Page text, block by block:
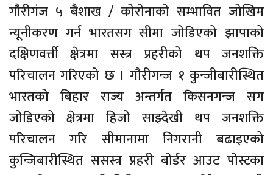
गाैरीगंज ५ बैशाख / कोरोनाको सम्भावित जोखिम
न्यूनीकरण गर्न भारतसग सीमा जोडिएको झापाको
दक्षिणवर्त्ती क्षेत्रमा सस्त्र प्रहरीको थप जनशक्ति
परिचालन गरिएको छ । गौरीगन्ज १ कुन्जीबारीस्थित
भारतको बिहार राज्य अन्तर्गत किसनगन्ज सग
जोडिएको क्षेत्रमा हिजो साझ्देखी थप जनशक्ति
परिचालन गरि सीमानामा निगरानी बढाइएको
कुन्जिबारीस्थित ससस्त्र प्रहरी बोर्डर आउट पोस्टका